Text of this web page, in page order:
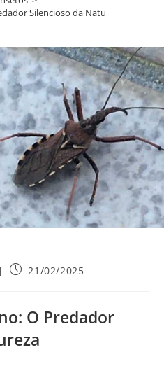
Silencioso da Natureza
Post21/02/2025
O Predador